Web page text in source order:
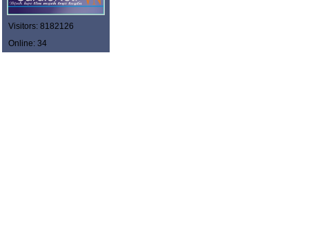
Visitors: 8182126
Online: 34